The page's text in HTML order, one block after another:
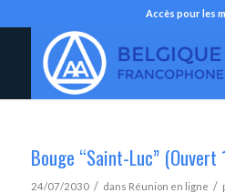
Accès pour les
Bouge “Saint-Luc”
24/07/2030 / dans Réunion en ligne /